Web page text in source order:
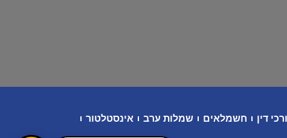
דין חשמלאים שמלות ערב
אינסטלטור